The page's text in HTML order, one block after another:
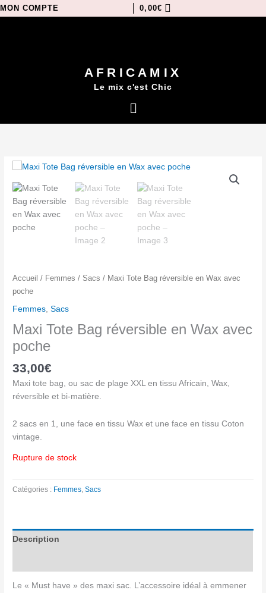
Aller
au
MON COMPTE 0,00€
AFRICAMIX
Le mix c'est Chic
Menu
Accueil / Femmes / Sacs / Maxi Tote Bag réversible en Wax avec
poche
Femmes,Sacs
Maxi Tote Bag réversible en Wax avec
poche
33,00€
Maxi tote bag, ou sac de plage XXL en tissu Africain, Wax,
réversible et bi-matière.
2 sacs en 1, une face en tissu Wax et une face en tissu Coton
vintage.
Rupture de stock
Catégories : Femmes,Sacs
Description
Le « Must have » des maxi sac. L’accessoire idéal à emmener